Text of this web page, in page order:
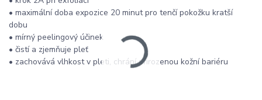
• maximální doba expozice 20 minut pro tenčí pokožku kratší
dobu
• mírný peelingový účinek
• čistí a zjemňuje pleť
• zachovává vlhkost v pleti, chrání přirozenou kožní bariéru